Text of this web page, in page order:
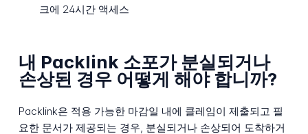
크에 24시간 액세스
내 Packlink 소포가 분실되거나
손상된 경우 어떻게 해야 합니까?
Packlink은 적용 가능한 마감일 내에 클레임이 제출되고 필
요한 문서가 제공되는 경우, 분실되거나 손상되어 도착하거